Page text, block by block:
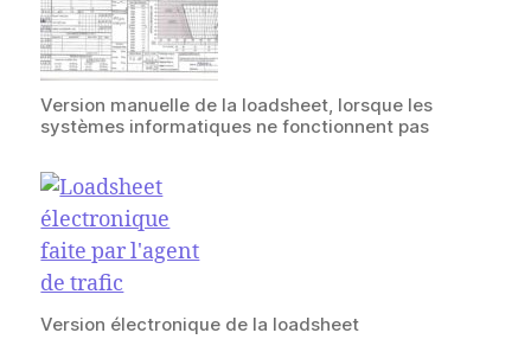
Version manuelle de la loadsheet, lorsque les
systèmes informatiques ne fonctionnent pas
Version électronique de la loadsheet